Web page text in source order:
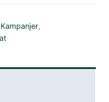
Kampanjer